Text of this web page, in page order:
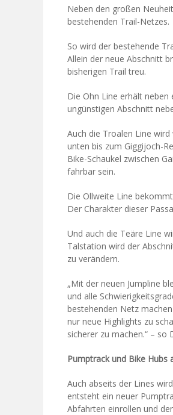
Neben den großen
bestehenden Trail-Netzes.
So wird der bestehende
Allein der neue Abschnitt
bisherigen Trail treu.
Die Ohn Line erhält neben
ungünstigen Abschnitt
Auch die Troalen Line
unten bis zum Giggijoch-
Bike-Schaukel zwischen
fahrbar sein.
Die Ollweite Line
Der Charakter dieser
Und auch die Teäre Line
Talstation wird der
zu verändern.
„Mit der neuen Jumpline
und alle
bestehenden Netz
nur neue Highlights zu
sicherer zu machen.“ – so
Pumptrack und Bike Hubs
Auch abseits der Lines
entsteht ein neuer
Abfahrten einrollen und